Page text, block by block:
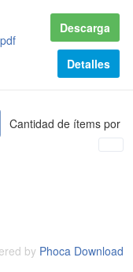
Descarga
Detalles
Cantidad de ítems por
by Phoca Download